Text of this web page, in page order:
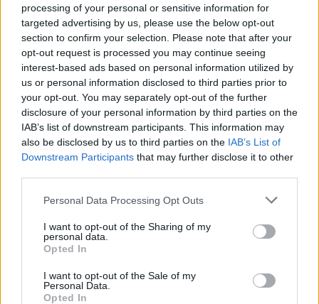
processing of your personal or sensitive information for
targeted advertising by us, please use the below opt-out
section to confirm your selection. Please note that after your
opt-out request is processed you may continue seeing
interest-based ads based on personal information utilized by
us or personal information disclosed to third parties prior to
your opt-out. You may separately opt-out of the further
disclosure of your personal information by third parties on the
IAB’s list of downstream participants. This information may
also be disclosed by us to third parties on the IAB’s List of
Downstream Participants that may further disclose it to other
Please note that this website/app uses one or more Google
not limited to your visit or usage behaviour. You may click to
grant or deny consent to Google and its third-party tags to
use your data for below specified purposes in below Google
consent section.
Personal Data Processing Opt Outs
I want to opt-out of the Sharing of my
personal data.
Opted In
I want to opt-out of the Sale of my
Personal Data.
Opted In
50 /50
2000 /2000
Υποβολή σχολίου
Όροι Χρήσης
. Το site προστατεύεται από reCAPTCHA, ισχύουν
Πολιτική Απορρήτου&Όροι Χρήσηςτης Google.
SURVIVOR
ΓΙΩΡΓΟΣ ΛΙΑΝΟΣ
Share:
ενημερωθείτε πρώτοι για όλη την ειδησεογραφία και τα
τελευταία νέατης ημέρας